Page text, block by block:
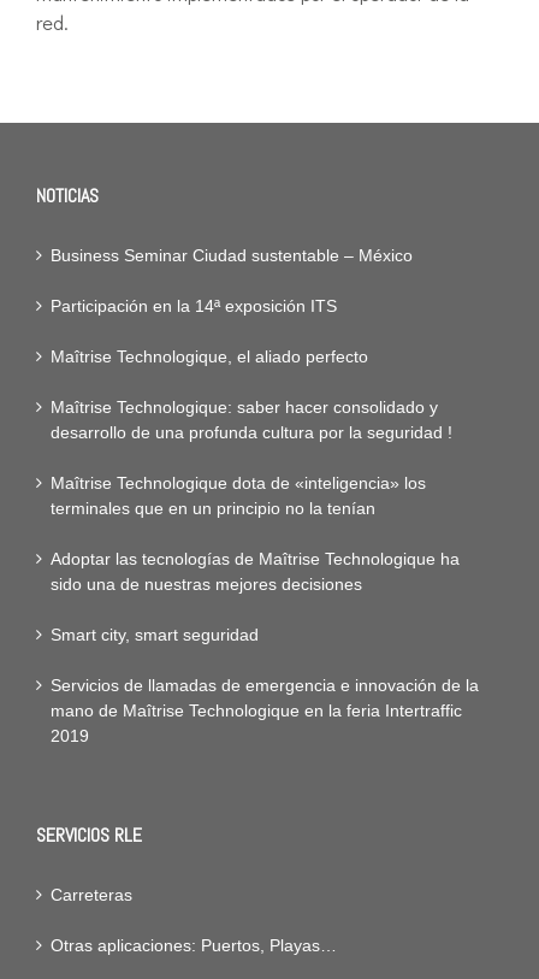
red.
NOTICIAS
Business Seminar Ciudad sustentable – México
Participación en la 14ª exposición ITS
Maîtrise Technologique, el aliado perfecto
Maîtrise Technologique: saber hacer consolidado y
desarrollo de una profunda cultura por la seguridad !
Maîtrise Technologique dota de «inteligencia» los
terminales que en un principio no la tenían
Adoptar las tecnologías de Maîtrise Technologique ha
sido una de nuestras mejores decisiones
Smart city, smart seguridad
Servicios de llamadas de emergencia e innovación de la
mano de Maîtrise Technologique en la feria Intertraffic
2019
SERVICIOS RLE
Carreteras
Otras aplicaciones: Puertos, Playas…